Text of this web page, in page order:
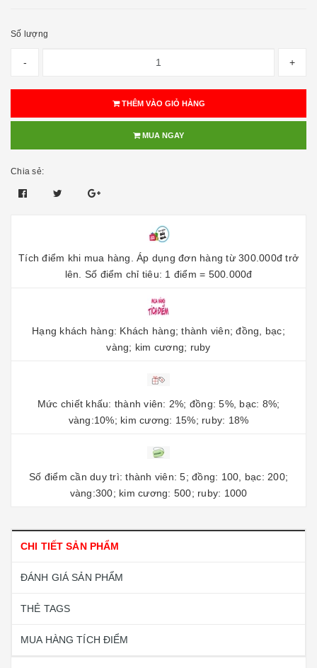
Số lượng
- +
THÊM VÀO GIỎ HÀNG
MUA NGAY
Chia sẻ:
Tích điểm khi mua hàng. Áp dụng đơn hàng từ 300.000đ trở
lên. Số điểm chỉ tiêu: 1 điểm = 500.000đ
Hạng khách hàng: Khách hàng; thành viên; đồng, bạc;
vàng; kim cương; ruby
Mức chiết khấu: thành viên: 2%; đồng: 5%, bạc: 8%;
vàng:10%; kim cương: 15%; ruby: 18%
Số điểm cần duy trì: thành viên: 5; đồng: 100, bạc: 200;
vàng:300; kim cương: 500; ruby: 1000
CHI TIẾT SẢN PHẨM
ĐÁNH GIÁ SẢN PHẨM
THẺ TAGS
MUA HÀNG TÍCH ĐIỂM